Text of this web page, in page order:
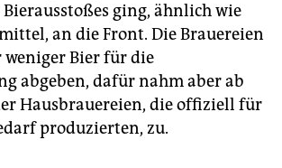
Bierausstoßes ging, ähnlich wie
an die Front. Die Brauereien
Bier für die
abgeben, dafür nahm aber ab
Hausbrauereien, die offiziell für
produzierten, zu.